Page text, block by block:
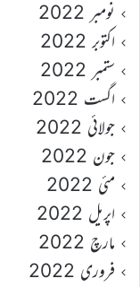
نومبر 2022
اکتوبر 2022
ستمبر 2022
اگست 2022
جولائی 2022
جون 2022
مئی 2022
اپریل 2022
مارچ 2022
فروری 2022